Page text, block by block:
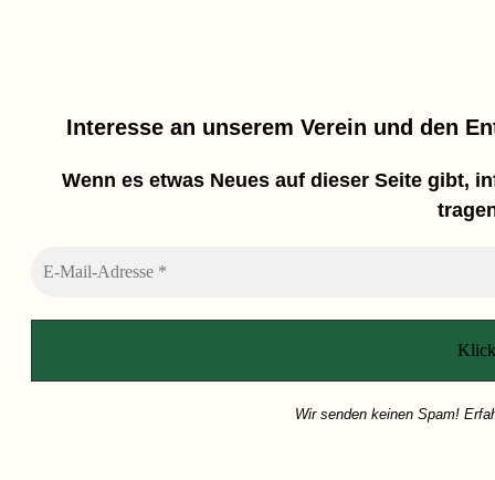
Interesse an unserem Verein und den
Wenn es etwas Neues auf dieser Seite gibt,
Wir senden keinen Spam!